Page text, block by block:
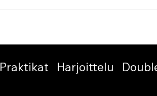
Praktikat Harjoittelu